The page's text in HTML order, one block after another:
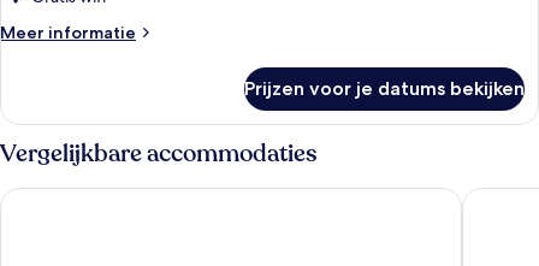
queensize
bedden
Meer informatie
Meer
kamer,
2
queensize
bedden
Prijzen voor je datums bekijken
Vergelijkbare accommodaties
Crowne Plaza Seattle - Downtown by IHG Hyatt